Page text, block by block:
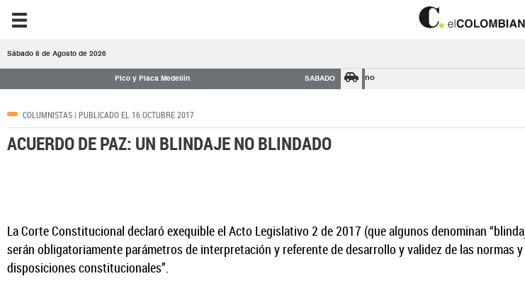
Sábado 8 de Agosto de 2026
Pico y Placa Medellín SABADO no
COLUMNISTAS | PUBLICADO EL 16 OCTUBRE 2017
ACUERDO DE PAZ: UN BLINDAJE NO BLINDADO
La Corte Constitucional declaró exequible el Acto Legislativo 2 de 2017 (que algunos denominan
serán obligatoriamente parámetros de interpretación y referente de desarrollo y validez de las normas
disposiciones constitucionales”.